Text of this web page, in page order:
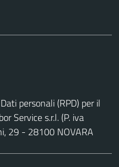
personali (RPD) per il
Service s.r.l. (P. iva
29 - 28100 NOVARA